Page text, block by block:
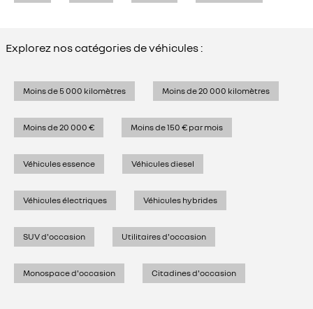
Explorez nos catégories de véhicules :
Moins de 5 000 kilomètres Moins de 20 000 kilomètres
Moins de 20 000 € Moins de 150 € par mois
Véhicules essence Véhicules diesel
Véhicules électriques Véhicules hybrides
SUV d'occasion Utilitaires d'occasion
Monospace d'occasion Citadines d'occasion